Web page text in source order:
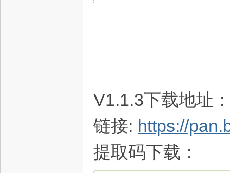
V1.1.3下载地址
链接: https://
提取码下载：